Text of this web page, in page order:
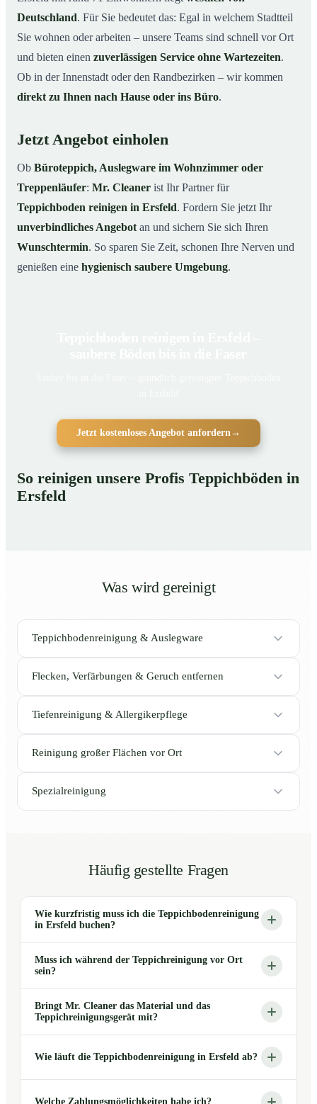
Deutschland. Für Sie bedeutet das: Egal in welchem Stadtteil
Sie wohnen oder arbeiten – unsere Teams sind schnell vor Ort
und bieten einen zuverlässigen Service ohne Wartezeiten.
Ob in der Innenstadt oder den Randbezirken – wir kommen
direkt zu Ihnen nach Hause oder ins Büro.
Jetzt Angebot einholen
Ob Büroteppich, Auslegware im Wohnzimmer oder
Treppenläufer: Mr. Cleaner ist Ihr Partner für
Teppichboden reinigen in Ersfeld. Fordern Sie jetzt Ihr
unverbindliches Angebot an und sichern Sie sich Ihren
Wunschtermin. So sparen Sie Zeit, schonen Ihre Nerven und
genießen eine hygienisch saubere Umgebung.
Jetzt kostenloses Angebot anfordern →
So reinigen unsere Profis Teppichböden in
Ersfeld
Was wird gereinigt
Teppichbodenreinigung & Auslegware
Flecken, Verfärbungen & Geruch entfernen
Tiefenreinigung & Allergikerpflege
Reinigung großer Flächen vor Ort
Spezialreinigung
Häufig gestellte Fragen
Wie kurzfristig muss ich die Teppichbodenreinigung
in Ersfeld buchen?
Muss ich während der Teppichreinigung vor Ort
sein?
Bringt Mr. Cleaner das Material und das
Teppichreinigungsgerät mit?
Wie läuft die Teppichbodenreinigung in Ersfeld ab?
Welche Zahlungsmöglichkeiten habe ich?